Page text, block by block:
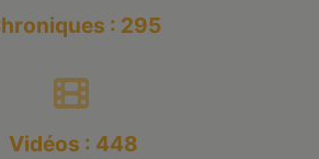
: 295
Vidéos : 448